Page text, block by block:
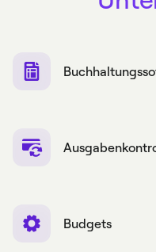
Budgets